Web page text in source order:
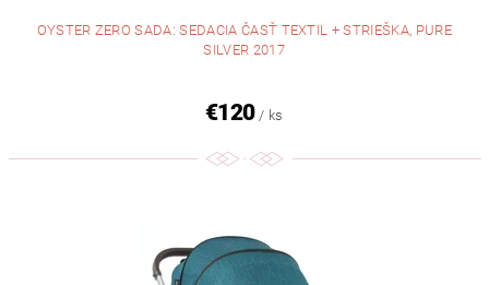
OYSTER ZERO SADA: SEDACIA ČASŤ TEXTIL + STRIEŠKA, PURE
SILVER 2017
€120 / ks